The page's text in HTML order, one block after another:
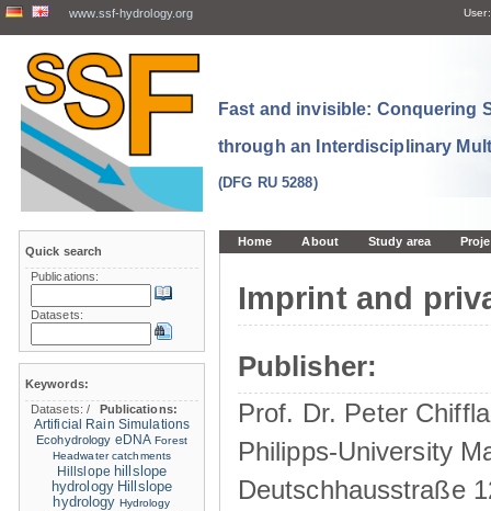
www.ssf-hydrology.org User:
Fast and invisible: Conquering
through an Interdisciplinary
(DFG RU 5288)
Home About Study area
Imprint and
Publisher:
Prof. Dr. Peter
Philipps-University
Deutschhausstraße
Quick search
Publications:
Datasets:
Keywords:
Datasets:/
Publications:
Artificial Rain Simulations
Ecohydrology eDNA Forest
Headwater catchments
Hillslope hillslope
hydrology Hillslope
hydrology Hydrology